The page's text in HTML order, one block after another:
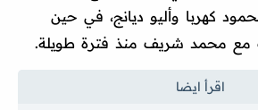
كهربا وأليو ديانج، في حين
مع محمد شريف منذ فترة طويلة.